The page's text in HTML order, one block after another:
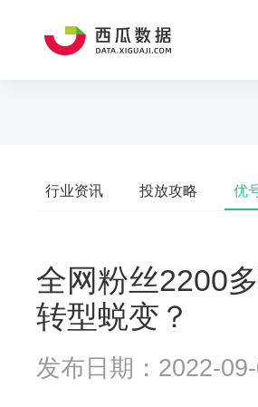
行业资讯 投放攻略 优
全网粉丝2200
转型蜕变？
发布日期：2022-